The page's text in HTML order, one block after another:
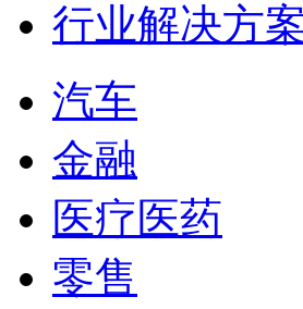
行业解决方
汽车
金融
医疗医药
零售